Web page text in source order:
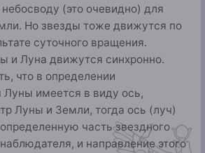
(это очевидно) для
Но звезды тоже движутся по
суточного вращения.
и Луна движутся синхронно.
что в определении
имеется в виду ось,
Луны и Земли, тогда ось (луч)
часть звездного
и направление этого